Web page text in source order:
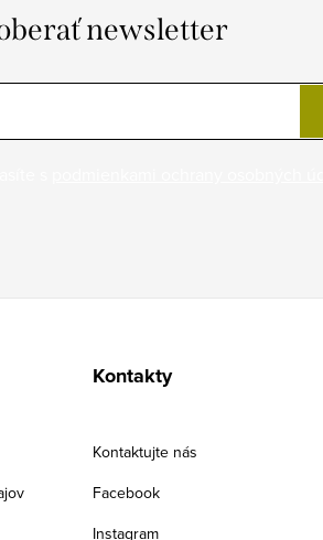
newsletter
Kontakty
Kontaktujte nás
Facebook
Instagram